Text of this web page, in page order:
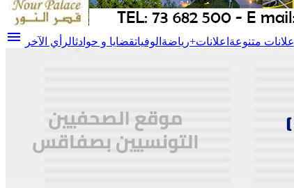
menu إعلانات متنوعة اعلانات+رياضة الوفياتقضايا و حوادثالرأي الآخر